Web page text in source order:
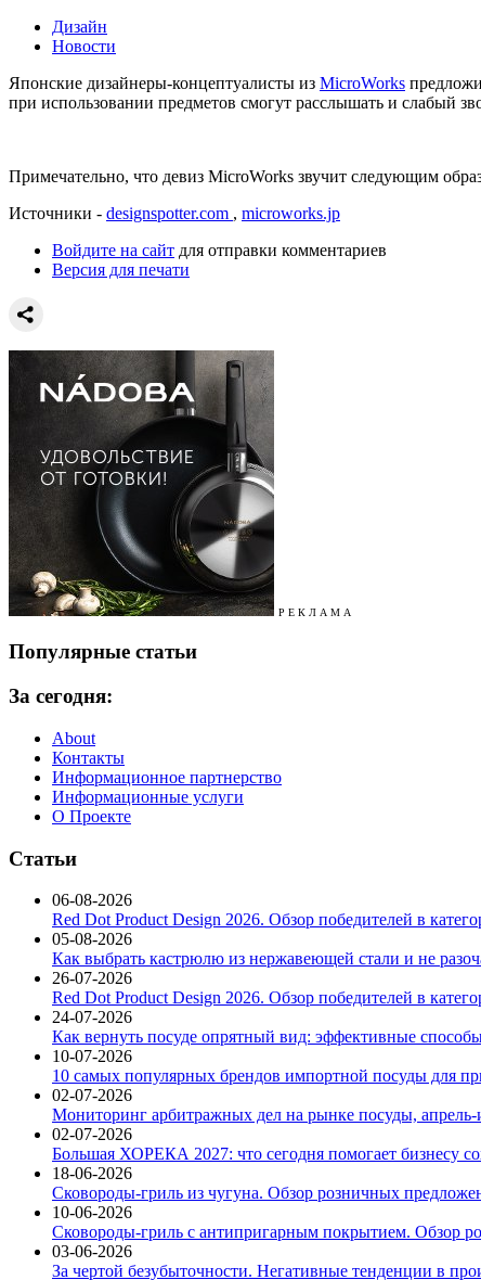
Дизайн
Новости
Японские дизайнеры-концептуалисты из MicroWorks
при использовании предметов смогут расслышать и слабый
Примечательно, что девиз MicroWorks звучит следующим
Источники - designspotter.com , microworks.jp
Войдите на сайт для отправки комментариев
Версия для печати
Р Е К Л А М А
Популярные статьи
За сегодня:
About
Контакты
Информационное партнерство
Информационные услуги
О Проекте
Статьи
06-08-2026
Red Dot Product Design 2026. Обзор победителей в
05-08-2026
Как выбрать кастрюлю из нержавеющей стали и не
26-07-2026
Red Dot Product Design 2026. Обзор победителей в
24-07-2026
Как вернуть посуде опрятный вид: эффективные
10-07-2026
10 самых популярных брендов импортной посуды для
02-07-2026
Мониторинг арбитражных дел на рынке посуды, апрель-
02-07-2026
Большая ХОРЕКА 2027: что сегодня помогает бизнесу
18-06-2026
Сковороды-гриль из чугуна. Обзор розничных
10-06-2026
Сковороды-гриль с антипригарным покрытием. Обзор
03-06-2026
За чертой безубыточности. Негативные тенденции в